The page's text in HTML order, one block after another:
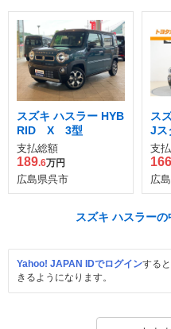
スズキ ハスラー HYB
RID X 3型
支払総額
189.6万円
広島県呉市
ス
Jス
支
166
広
スズキ ハスラー
Yahoo! JAPAN IDでログインする
きるようになります。